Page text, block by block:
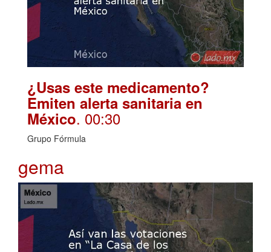
¿Usas este medicamento?
Emiten alerta sanitaria en
México. 00:30
Grupo Fórmula
gema